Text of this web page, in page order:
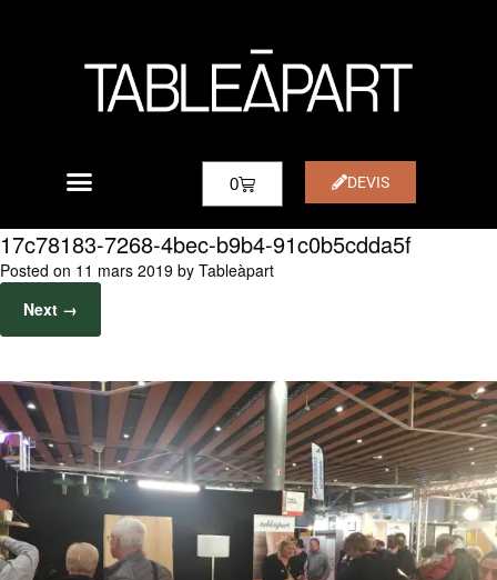
0 DEVIS
17c78183-7268-4bec-b9b4-91c0b5cdda5f
Posted on 11 mars 2019 by Tableàpart
Next →